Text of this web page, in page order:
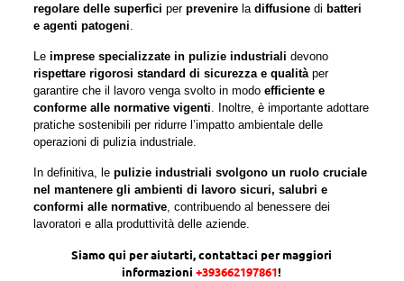
regolare delle superfici per prevenirela diffusionedi batteri
e agenti patogeni.
Le imprese specializzate in pulizie industriali devono
rispettare rigorosi standard di sicurezza e qualitàper
garantire che il lavoro venga svolto in modo efficiente e
conforme alle normative vigenti. Inoltre, è importante adottare
pratiche sostenibili per ridurre l’impatto ambientale delle
operazioni di pulizia industriale.
In definitiva, le pulizie industriali svolgono un ruolo cruciale
nel mantenere gli ambienti di lavoro sicuri, salubri e
conformi alle normative, contribuendo al benessere dei
lavoratori e alla produttività delle aziende.
Siamo qui per aiutarti, contattaci per maggiori
informazioni +393662197861!